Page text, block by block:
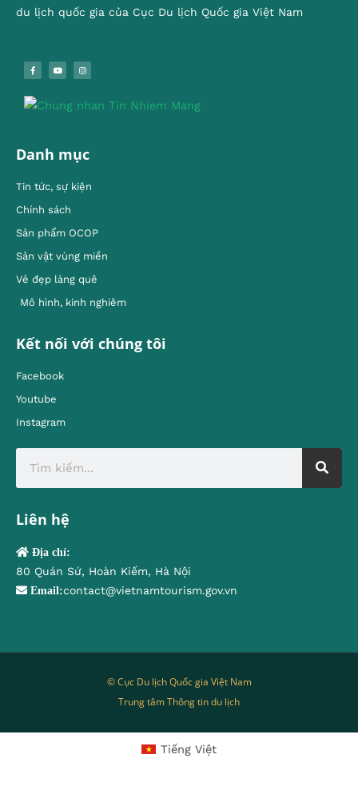
du lịch quốc gia của Cục Du lịch Quốc gia Việt Nam
Danh mục
Tin tức, sự kiện
Chính sách
Sản phẩm OCOP
Sản vật vùng miền
Vẻ đẹp làng quê
Mô hình, kinh nghiêm
Kết nối với chúng tôi
Facebook
Youtube
Instagram
Liên hệ
Địa chỉ:
80 Quán Sứ, Hoàn Kiếm, Hà Nội
Email:contact@vietnamtourism.gov.vn
© Cục Du lịch Quốc gia Việt Nam
Trung tâm Thông tin du lịch
Tiếng Việt